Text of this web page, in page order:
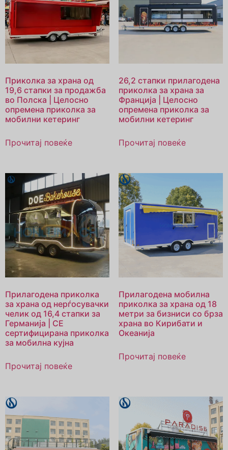
Приколка за храна од
19,6 стапки за продажба
во Полска | Целосно
опремена приколка за
мобилни кетеринг
Прочитај повеќе
26,2 стапки прилагодена
приколка за храна за
Франција | Целосно
опремена приколка за
мобилни кетеринг
Прочитај повеќе
Прилагодена приколка
за храна од нерѓосувачки
челик од 16,4 стапки за
Германија | CE
сертифицирана приколка
за мобилна кујна
Прочитај повеќе
Прилагодена мобилна
приколка за храна од 18
метри за бизниси со брза
храна во Кирибати и
Океанија
Прочитај повеќе